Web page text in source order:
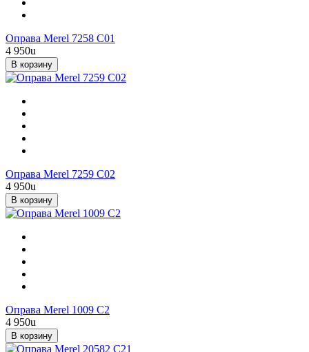
Оправа Merel 7258 C01
4 950u
В корзину
Оправа Merel 7259 C02
4 950u
В корзину
Оправа Merel 1009 C2
4 950u
В корзину